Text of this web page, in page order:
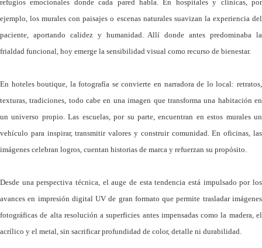
refugios emocionales donde cada pared habla. En hospitales y clínicas, por
ejemplo, los murales con paisajes o escenas naturales suavizan la experiencia del
paciente, aportando calidez y humanidad. Allí donde antes predominaba la
frialdad funcional, hoy emerge la sensibilidad visual como recurso de bienestar.
En hoteles boutique, la fotografía se convierte en narradora de lo local: retratos,
texturas, tradiciones, todo cabe en una imagen que transforma una habitación en
un universo propio. Las escuelas, por su parte, encuentran en estos murales un
vehículo para inspirar, transmitir valores y construir comunidad. En oficinas, las
imágenes celebran logros, cuentan historias de marca y refuerzan su propósito.
Desde una perspectiva técnica, el auge de esta tendencia está impulsado por los
avances en impresión digital UV de gran formato que permite trasladar imágenes
fotográficas de alta resolución a superficies antes impensadas como la madera, el
acrílico y el metal, sin sacrificar profundidad de color, detalle ni durabilidad.